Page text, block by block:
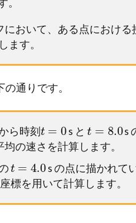
において、ある点におけ
ます。
通りです。
ら時刻t = 0s とt = 8.0s
の速さを計算します。
t = 4.0s の点に描かれて
標を用いて計算します。